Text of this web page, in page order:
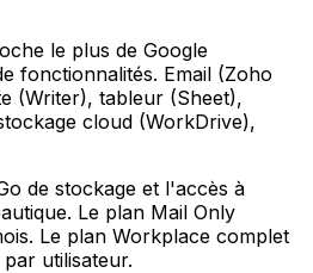
le plus de Google
fonctionnalités. Email (Zoho
(Writer), tableur (Sheet),
cloud (WorkDrive),
de stockage et l'accès à
Le plan Mail Only
Le plan Workplace complet
utilisateur.